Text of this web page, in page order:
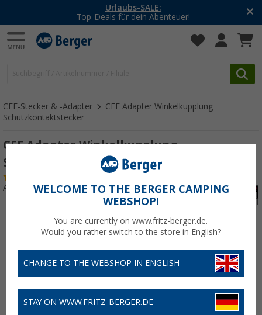
-20% auf Kleidung und Schuhe
Mit dem Aktionscode20SSV
CEE-Stecker & -Adapter
CEE Adapter Winkelkupplung
Schutzkontaktstecker
CEE Adapter Winkelkupplung
Schutzkontaktstecker 1,5 m
Art.-Nr.: 223010WELCOME TO THE BERGER CAMPING
WEBSHOP!
You are currently on www.fritz-berger.de.
Would you rather switch to the store in English?
CHANGE TO THE WEBSHOP IN ENGLISH
STAY ON WWW.FRITZ-BERGER.DE